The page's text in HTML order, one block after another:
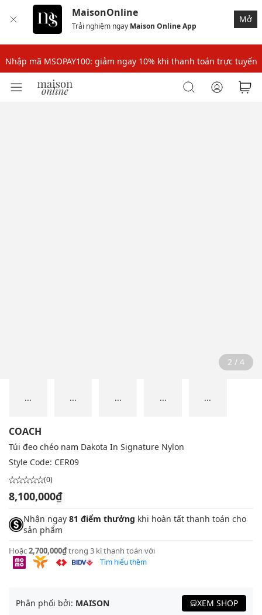
MaisonOnline
Trải nghiệm ngay Maison Online App
Mở
Nhập mã: MSOXINCHAO - Giảm 10% đơn đầu cho thành viên mới!
Nhập mã MSOPAY100: giảm ngay 10% khi thanh toán trực tuyến
Nhập mã: MSOXINCHAO - Giảm 10% đơn đầu cho thành viên mới!
2 / 4
... ... ... ... ...
COACH
Túi đeo chéo nam Dakota In Signature Nylon
Style Code: CER09
(0)
8,100,000₫
Nhận ngay 81 điểm thưởng khi hoàn tất thanh toán cho
sản phẩm
Hoặc2,700,000₫trong 3 kì thanh toán với
Tìm hiểu thêm
Phân phối bởi: MAISON XEM SHOP